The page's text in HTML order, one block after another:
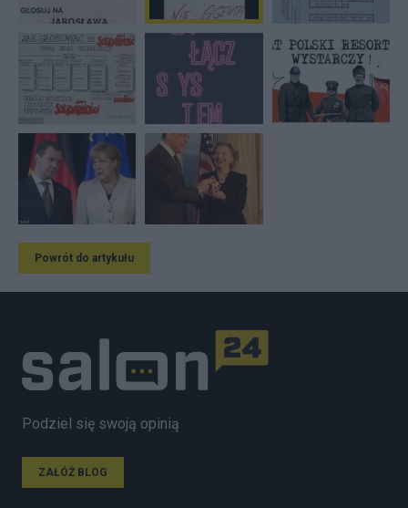
Powrót do artykułu
Podziel się swoją opinią
ZAŁÓŻ BLOG